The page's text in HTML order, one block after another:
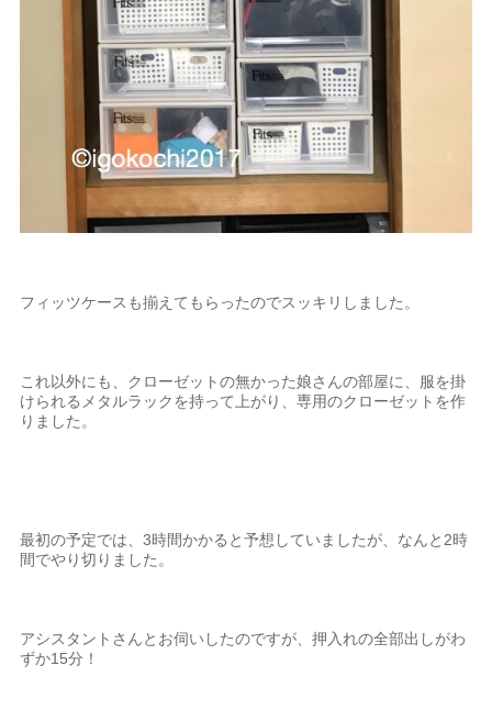
フィッツケースも揃えてもらったのでスッキリしました。
これ以外にも、クローゼットの無かった娘さんの部屋に、服を掛
けられるメタルラックを持って上がり、専用のクローゼットを作
りました。
最初の予定では、3時間かかると予想していましたが、なんと2時
間でやり切りました。
アシスタントさんとお伺いしたのですが、押入れの全部出しがわ
ずか15分！